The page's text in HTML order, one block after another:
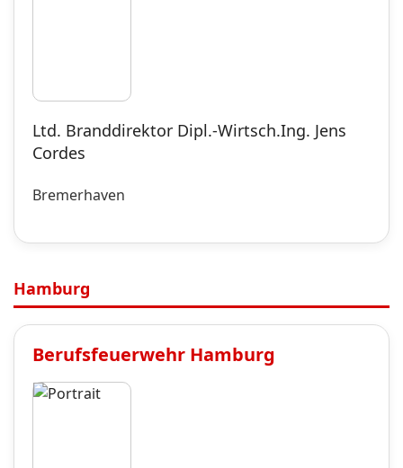
Ltd. Branddirektor Dipl.-Wirtsch.Ing. Jens
Cordes
Bremerhaven
Hamburg
Berufsfeuerwehr Hamburg